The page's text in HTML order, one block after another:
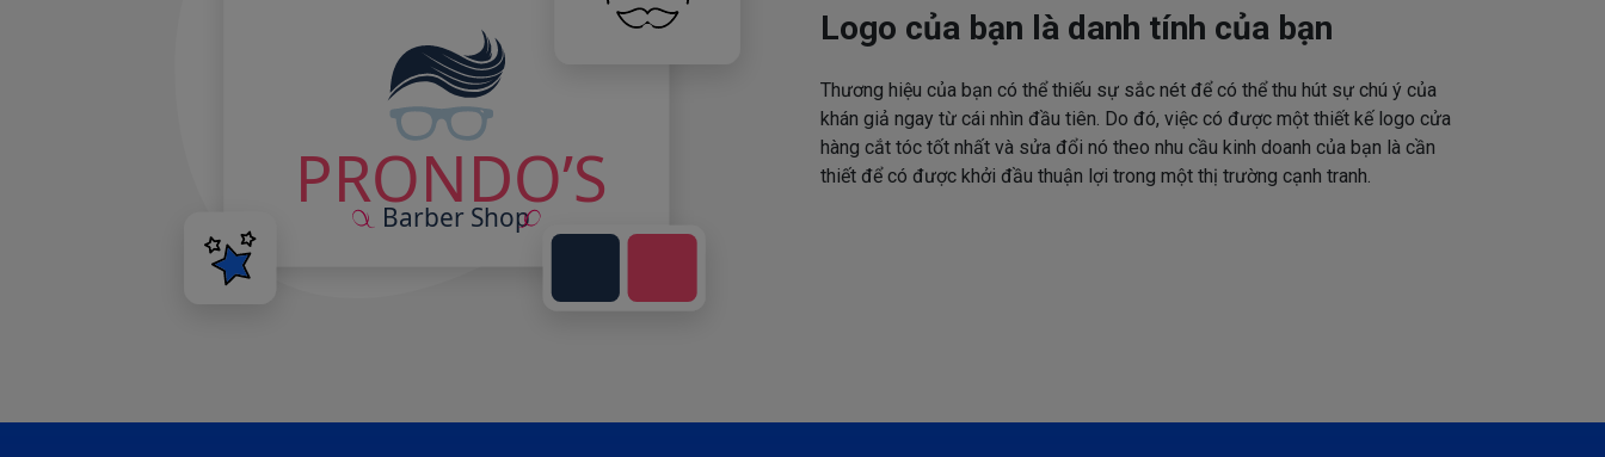
Logo của bạn là danh tính của bạn
Thương hiệu của bạn có thể thiếu sự sắc nét để có thể thu hút sự chú ý của
khán giả ngay từ cái nhìn đầu tiên. Do đó, việc có được một thiết kế logo cửa
hàng cắt tóc tốt nhất và sửa đổi nó theo nhu cầu kinh doanh của bạn là cần
thiết để có được khởi đầu thuận lợi trong một thị trường cạnh tranh.